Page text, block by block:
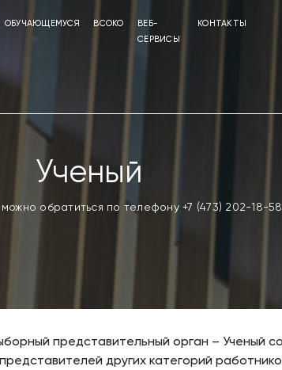
ОБУЧАЮЩЕМУСЯ ВСОКО
ВЕБ-
СЕРВИСЫ
КОНТАКТЫ
Ученый
обратиться по телефону +7 (473) 202-18-58
представительный орган – Ученый
других категорий